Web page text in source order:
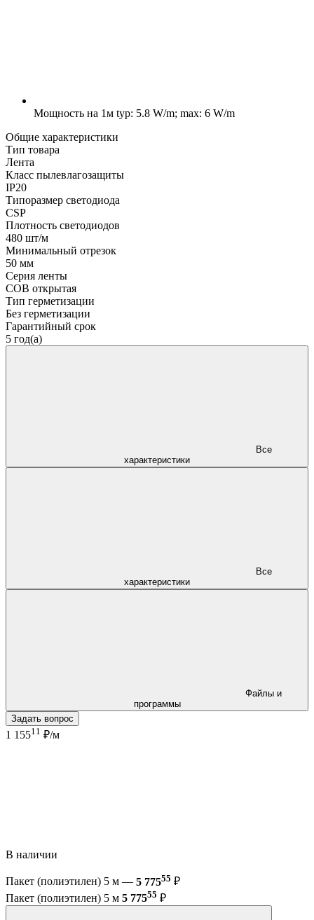
Мощность на 1м typ: 5.8 W/m; max: 6 W/m
Общие характеристики
Тип товара
Лента
Класс пылевлагозащиты
IP20
Типоразмер светодиода
CSP
Плотность светодиодов
480 шт/м
Минимальный отрезок
50 мм
Серия ленты
COB открытая
Тип герметизации
Без герметизации
Гарантийный срок
5 год(а)
характеристики
характеристики
программы
Задать вопрос
1 15511 ₽/м
В наличии
Пакет (полиэтилен) 5 м — 5 77555 ₽
Пакет (полиэтилен) 5 м 5 77555 ₽